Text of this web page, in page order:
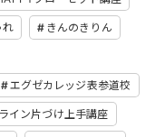
れ きんのきりん
エグゼカレッジ表参道校
イン片づけ上手講座